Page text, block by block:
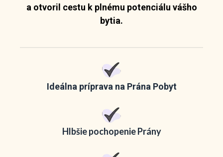
a otvoril cestu k plnému potenciálu vášho
bytia.
Ideálna príprava na Prána Pobyt
Hlbšie pochopenie Prány